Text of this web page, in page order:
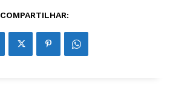
COMPARTILHAR: